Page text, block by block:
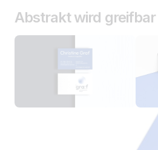
Abstrakt wird greifbar